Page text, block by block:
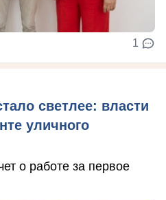
1
светлее: власти
уличного
о работе за первое